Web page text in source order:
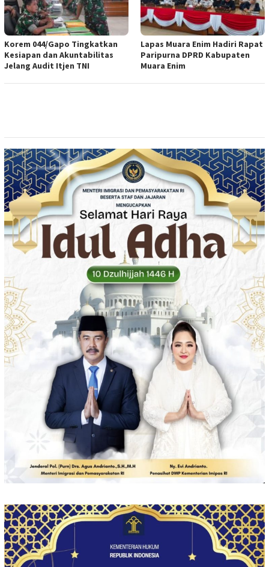
Korem 044/Gapo Tingkatkan
Kesiapan dan Akuntabilitas
Jelang Audit Itjen TNI
Lapas Muara Enim Hadiri Rapat
Paripurna DPRD Kabupaten
Muara Enim